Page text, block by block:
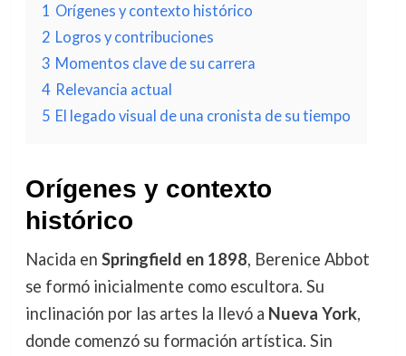
1 Orígenes y contexto histórico
2 Logros y contribuciones
3 Momentos clave de su carrera
4 Relevancia actual
5 El legado visual de una cronista de su tiempo
Orígenes y contexto
histórico
Nacida en Springfield en 1898, Berenice Abbot
se formó inicialmente como escultora. Su
inclinación por las artes la llevó a Nueva York,
donde comenzó su formación artística. Sin